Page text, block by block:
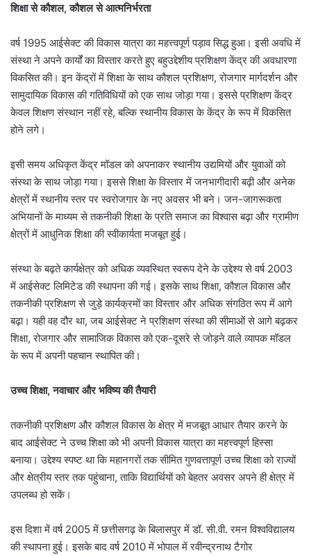
शिक्षा से कौशल, कौशल से आत्मनिर्भरता
वर्ष 1995 आईसेक्ट की विकास यात्रा का महत्त्वपूर्ण पड़ाव सिद्ध हुआ। इसी अवधि में
संस्था ने अपने कार्यों का विस्तार करते हुए बहुउद्देशीय प्रशिक्षण केंद्र की अवधारणा
विकसित की। इन केंद्रों में शिक्षा के साथ कौशल प्रशिक्षण, रोजगार मार्गदर्शन और
सामुदायिक विकास की गतिविधियों को एक साथ जोड़ा गया। इससे प्रशिक्षण केंद्र
केवल शिक्षण संस्थान नहीं रहे, बल्कि स्थानीय विकास के केंद्र के रूप में विकसित
होने लगे।
इसी समय अधिकृत केंद्र मॉडल को अपनाकर स्थानीय उद्यमियों और युवाओं को
संस्था के साथ जोड़ा गया। इससे शिक्षा के विस्तार में जनभागीदारी बढ़ी और अनेक
क्षेत्रों में स्थानीय स्तर पर स्वरोजगार के नए अवसर भी बने। जन-जागरूकता
अभियानों के माध्यम से तकनीकी शिक्षा के प्रति समाज का विश्वास बढ़ा और ग्रामीण
क्षेत्रों में आधुनिक शिक्षा की स्वीकार्यता मजबूत हुई।
संस्था के बढ़ते कार्यक्षेत्र को अधिक व्यवस्थित स्वरूप देने के उद्देश्य से वर्ष 2003
में आईसेक्ट लिमिटेड की स्थापना की गई। इसके साथ शिक्षा, कौशल विकास और
तकनीकी प्रशिक्षण से जुड़े कार्यक्रमों का विस्तार और अधिक संगठित रूप में आगे
बढ़ा। यही वह दौर था, जब आईसेक्ट ने प्रशिक्षण संस्था की सीमाओं से आगे बढ़कर
शिक्षा, रोजगार और सामाजिक विकास को एक-दूसरे से जोड़ने वाले व्यापक मॉडल
के रूप में अपनी पहचान स्थापित की।
उच्च शिक्षा, नवाचार और भविष्य की तैयारी
तकनीकी प्रशिक्षण और कौशल विकास के क्षेत्र में मजबूत आधार तैयार करने के
बाद आईसेक्ट ने उच्च शिक्षा को भी अपनी विकास यात्रा का महत्त्वपूर्ण हिस्सा
बनाया। उद्देश्य स्पष्ट था कि महानगरों तक सीमित गुणवत्तापूर्ण उच्च शिक्षा को राज्यों
और क्षेत्रीय स्तर तक पहुंचाना, ताकि विद्यार्थियों को बेहतर अवसर अपने ही क्षेत्र में
उपलब्ध हो सकें।
इस दिशा में वर्ष 2005 में छत्तीसगढ़ के बिलासपुर में डॉ. सी.वी. रमन विश्वविद्यालय
की स्थापना हुई। इसके बाद वर्ष 2010 में भोपाल में रवीन्द्रनाथ टैगोर